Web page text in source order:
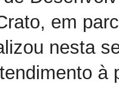
em
nesta
à